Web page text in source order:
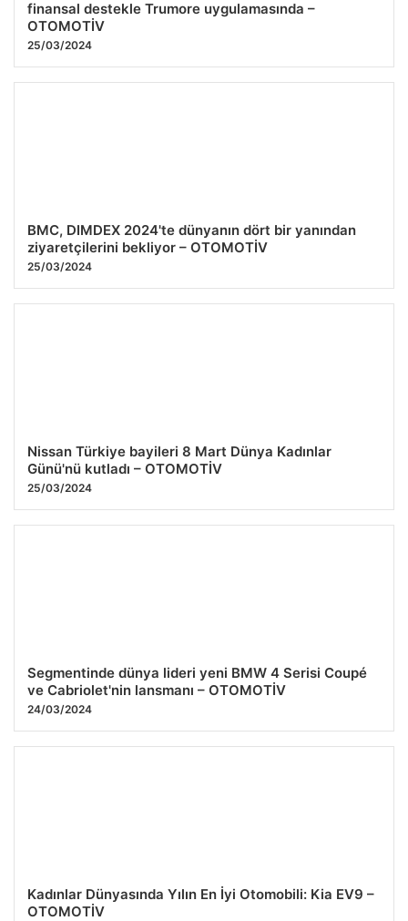
finansal destekle Trumore uygulamasında –
OTOMOTİV
25/03/2024
BMC, DIMDEX 2024'te dünyanın dört bir yanından
ziyaretçilerini bekliyor – OTOMOTİV
25/03/2024
Nissan Türkiye bayileri 8 Mart Dünya Kadınlar
Günü'nü kutladı – OTOMOTİV
25/03/2024
Segmentinde dünya lideri yeni BMW 4 Serisi Coupé
ve Cabriolet'nin lansmanı – OTOMOTİV
24/03/2024
Kadınlar Dünyasında Yılın En İyi Otomobili: Kia EV9 –
OTOMOTİV